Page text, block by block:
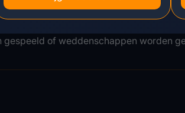
of weddenschappen worden